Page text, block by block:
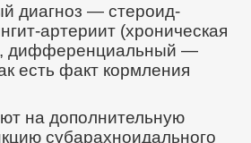
диагноз — стероид-
артериит (хроническая
дифференциальный —
есть факт кормления
на дополнительную
субарахноидального